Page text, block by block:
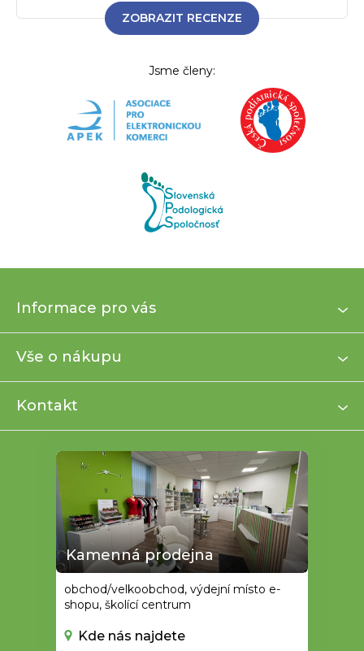
ZOBRAZIT RECENZE
Jsme členy:
p
t
Informace pro vás
Vše o nákupu
Kontakt
Kamenná prodejna
obchod/velkoobchod, výdejní místo e-
shopu, školící centrum
Kde nás najdete